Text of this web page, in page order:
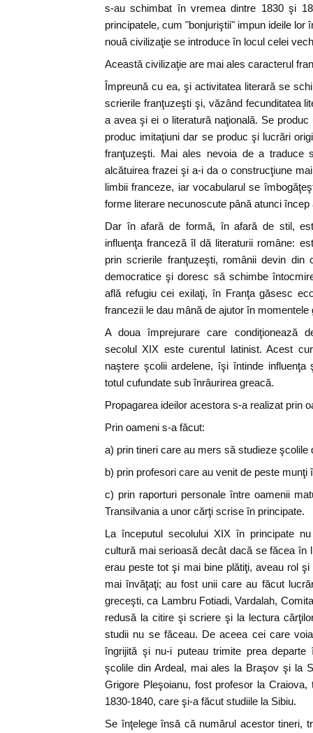
s-au schimbat în vremea dintre 1830 şi
principatele, cum "bonjuriştii" impun ideile lor
nouă civilizaţie se introduce în locul celei
Această civilizaţie are mai ales caracterul
Împreună cu ea, şi activitatea literară se
scrierile franţuzeşti şi, văzând fecunditatea
a avea şi ei o literatură naţională. Se
produc imitaţiuni dar se produc şi lucrări
franţuzeşti. Mai ales nevoia de a traduce
alcătuirea frazei şi a-i da o construcţiune
limbii franceze, iar vocabularul se
forme literare necunoscute până atunci încep
Dar în afară de formă, în afară de stil,
influenţa franceză îl dă literaturii române:
prin scrierile franţuzeşti, românii devin
democratice şi doresc să schimbe
află refugiu cei exilaţi, în Franţa găsesc
francezii le dau mână de ajutor în momentele
A doua împrejurare care condiţionează
secolul XIX este curentul latinist. Acest
naştere şcolii ardelene, îşi întinde
totul cufundate sub înrâurirea greacă.
Propagarea ideilor acestora s-a realizat prin
Prin oameni s-a făcut:
a) prin tineri care au mers să studieze şcolile
b) prin profesori care au venit de peste munţi
c) prin raporturi personale între oamenii
Transilvania a unor cărţi scrise în principate.
La începutul secolului XIX în principate
cultură mai serioasă decât dacă se făcea în
erau peste tot şi mai bine plătiţi, aveau rol
mai învăţaţi; au fost unii care au făcut
greceşti, ca Lambru Fotiadi, Vardalah,
redusă la citire şi scriere şi la lectura
studii nu se făceau. De aceea cei care
îngrijită şi nu-i puteau trimite prea
şcolile din Ardeal, mai ales la Braşov şi la
Grigore Pleşoianu, fost profesor la
1830-1840, care şi-a făcut studiile la Sibiu.
Se înţelege însă că numărul acestor tineri,